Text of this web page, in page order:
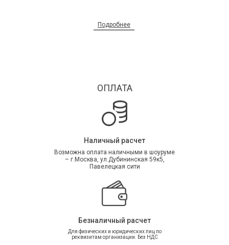
Подробнее
Наличный расчет
Возможна оплата наличными в шоуруме
– г.Москва, ул.Дубининская 59к5,
Павелецкая сити
Для физических и юридических лиц по
реквизитам организации. Без НДС
Безналичный расчет
ОПЛАТА